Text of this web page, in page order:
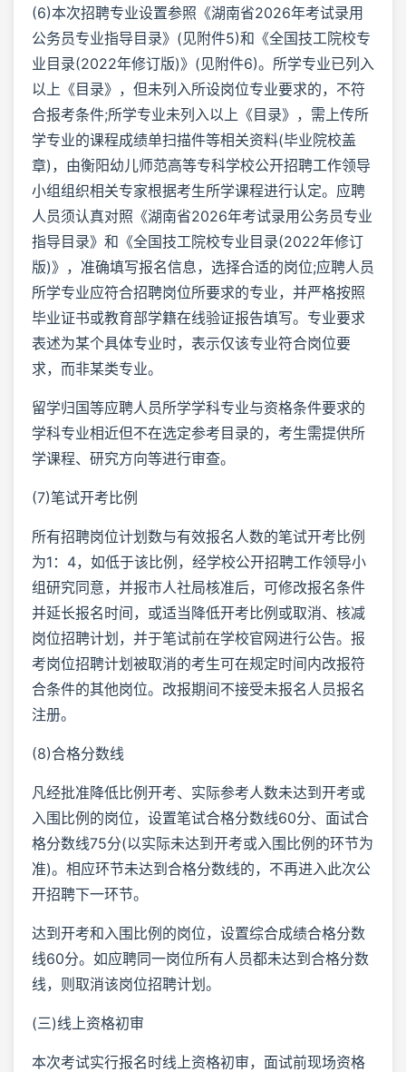
(6)本次招聘专业设置参照《湖南省2026年考试录用
公务员专业指导目录》(见附件5)和《全国技工院校专
业目录(2022年修订版)》(见附件6)。所学专业已列入
以上《目录》，但未列入所设岗位专业要求的，不符
合报考条件;所学专业未列入以上《目录》，需上传所
学专业的课程成绩单扫描件等相关资料(毕业院校盖
章)，由衡阳幼儿师范高等专科学校公开招聘工作领导
小组组织相关专家根据考生所学课程进行认定。应聘
人员须认真对照《湖南省2026年考试录用公务员专业
指导目录》和《全国技工院校专业目录(2022年修订
版)》，准确填写报名信息，选择合适的岗位;应聘人员
所学专业应符合招聘岗位所要求的专业，并严格按照
毕业证书或教育部学籍在线验证报告填写。专业要求
表述为某个具体专业时，表示仅该专业符合岗位要
求，而非某类专业。
留学归国等应聘人员所学学科专业与资格条件要求的
学科专业相近但不在选定参考目录的，考生需提供所
学课程、研究方向等进行审查。
(7)笔试开考比例
所有招聘岗位计划数与有效报名人数的笔试开考比例
为1：4，如低于该比例，经学校公开招聘工作领导小
组研究同意，并报市人社局核准后，可修改报名条件
并延长报名时间，或适当降低开考比例或取消、核减
岗位招聘计划，并于笔试前在学校官网进行公告。报
考岗位招聘计划被取消的考生可在规定时间内改报符
合条件的其他岗位。改报期间不接受未报名人员报名
注册。
(8)合格分数线
凡经批准降低比例开考、实际参考人数未达到开考或
入围比例的岗位，设置笔试合格分数线60分、面试合
格分数线75分(以实际未达到开考或入围比例的环节为
准)。相应环节未达到合格分数线的，不再进入此次公
开招聘下一环节。
达到开考和入围比例的岗位，设置综合成绩合格分数
线60分。如应聘同一岗位所有人员都未达到合格分数
线，则取消该岗位招聘计划。
(三)线上资格初审
本次考试实行报名时线上资格初审，面试前现场资格